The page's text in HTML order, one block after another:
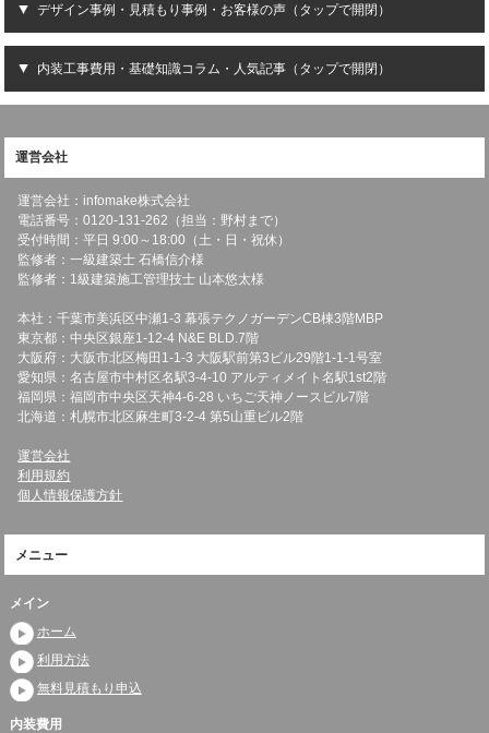
デザイン事例・見積もり事例・お客様の声（タップで開閉）
内装工事費用・基礎知識コラム・人気記事（タップで開閉）
運営会社
運営会社：infomake株式会社
電話番号：0120-131-262（担当：野村まで）
受付時間：平日 9:00～18:00（土・日・祝休）
監修者：一級建築士 石橋信介様
監修者：1級建築施工管理技士 山本悠太様
本社：千葉市美浜区中瀬1-3 幕張テクノガーデンCB棟3階MBP
東京都：中央区銀座1-12-4 N&E BLD.7階
大阪府：大阪市北区梅田1-1-3 大阪駅前第3ビル29階1-1-1号室
愛知県：名古屋市中村区名駅3-4-10 アルティメイト名駅1st2階
福岡県：福岡市中央区天神4-6-28 いちご天神ノースビル7階
北海道：札幌市北区麻生町3-2-4 第5山重ビル2階
運営会社
利用規約
個人情報保護方針
メニュー
メイン
ホーム
利用方法
無料見積もり申込
内装費用